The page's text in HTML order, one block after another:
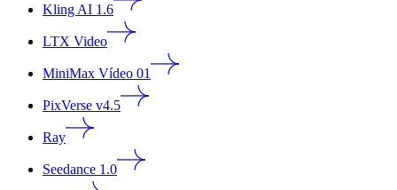
Kling AI 1.6
LTX Video
MiniMax Vídeo 01
PixVerse v4.5
Ray
Seedance 1.0